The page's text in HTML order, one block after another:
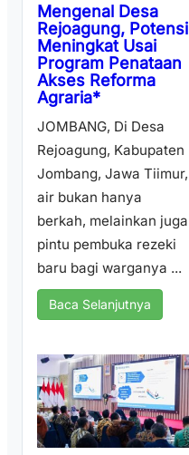
Mengenal Desa
Rejoagung, Potensi
Meningkat Usai
Program Penataan
Akses Reforma
Agraria*
JOMBANG, Di Desa
Rejoagung, Kabupaten
Jombang, Jawa Tiimur,
air bukan hanya
berkah, melainkan juga
pintu pembuka rezeki
baru bagi warganya ...
Baca Selanjutnya